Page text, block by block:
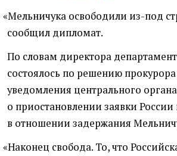
«Мельничука освободили из-под
сообщил дипломат.
По словам директора
состоялось по решению
уведомления центрального
о приостановлении заявки
в отношении задержания
«Наконец свобода. То, что